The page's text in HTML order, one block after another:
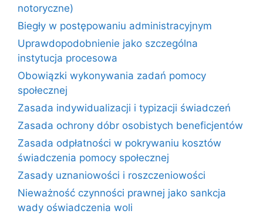
notoryczne)
Biegły w postępowaniu administracyjnym
Uprawdopodobnienie jako szczególna
instytucja procesowa
Obowiązki wykonywania zadań pomocy
społecznej
Zasada indywidualizacji i typizacji świadczeń
Zasada ochrony dóbr osobistych beneficjentów
Zasada odpłatności w pokrywaniu kosztów
świadczenia pomocy społecznej
Zasady uznaniowości i roszczeniowości
Nieważność czynności prawnej jako sankcja
wady oświadczenia woli